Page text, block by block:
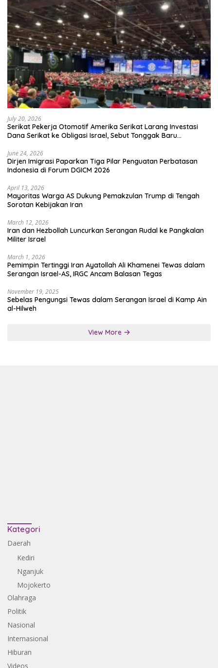
July 20, 2026
Serikat Pekerja Otomotif Amerika Serikat Larang Investasi
Dana Serikat ke Obligasi Israel, Sebut Tonggak Baru
June 24, 2026
Dirjen Imigrasi Paparkan Tiga Pilar Penguatan Perbatasan
Indonesia di Forum DGICM 2026
April 13, 2026
Mayoritas Warga AS Dukung Pemakzulan Trump di Tengah
Sorotan Kebijakan Iran
March 12, 2026
Iran dan Hezbollah Luncurkan Serangan Rudal ke Pangkalan
Militer Israel
March 1, 2026
Pemimpin Tertinggi Iran Ayatollah Ali Khamenei Tewas dalam
Serangan Israel-AS, IRGC Ancam Balasan Tegas
November 19, 2025
Sebelas Pengungsi Tewas dalam Serangan Israel di Kamp Ain
al-Hilweh
View More
Kategori
Daerah
Kediri
Nganjuk
Mojokerto
Olahraga
Politik
Nasional
Internasional
Hiburan
Videos